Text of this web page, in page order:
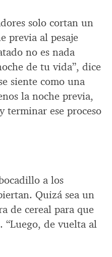
solo cortan un
previa al pesaje
no es nada
de tu vida”, dice
siente como una
la noche previa,
terminar ese proceso
a los
Quizá sea un
de cereal para que
“Luego, de vuelta al